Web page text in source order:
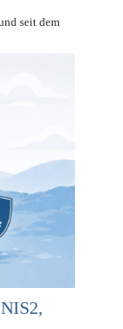
seit dem